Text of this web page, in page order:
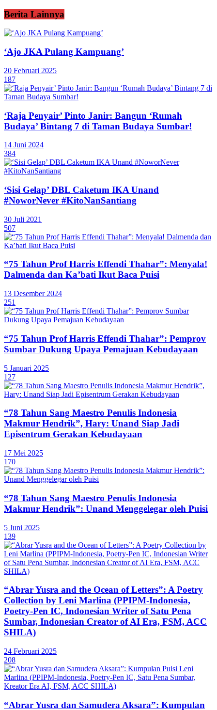
Berita Lainnya
‘Ajo JKA Pulang Kampuang’
20 Februari 2025
187
‘Raja Penyair’ Pinto Janir: Bangun ‘Rumah
Budaya’ Bintang 7 di Taman Budaya Sumbar!
14 Juni 2024
384
‘Sisi Gelap’ DBL Caketum IKA Unand
#NoworNever #KitoNanSantiang
30 Juli 2021
507
“75 Tahun Prof Harris Effendi Thahar”: Menyala!
Dalmenda dan Ka’bati Ikut Baca Puisi
13 Desember 2024
251
“75 Tahun Prof Harris Effendi Thahar”: Pemprov
Sumbar Dukung Upaya Pemajuan Kebudayaan
5 Januari 2025
127
“78 Tahun Sang Maestro Penulis Indonesia
Makmur Hendrik”, Hary: Unand Siap Jadi
Episentrum Gerakan Kebudayaan
17 Mei 2025
170
“78 Tahun Sang Maestro Penulis Indonesia
Makmur Hendrik”: Unand Menggelegar oleh Puisi
5 Juni 2025
139
“Abrar Yusra and the Ocean of Letters”: A Poetry
Collection by Leni Marlina (PPIPM-Indonesia,
Poetry-Pen IC, Indonesian Writer of Satu Pena
Sumbar, Indonesian Creator of AI Era, FSM, ACC
SHILA)
24 Februari 2025
208
“Abrar Yusra dan Samudera Aksara”: Kumpulan